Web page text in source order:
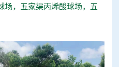
场，五家渠丙烯酸球场，五